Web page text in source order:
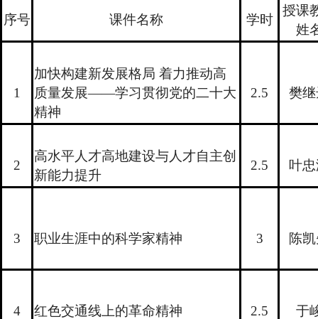
序号 课件名称 学时
授课
姓
1
加快构建新发展格局 着力推动高
质量发展——学习贯彻党的二十大
精神
2.5 樊
2
高水平人才高地建设与人才自主创
新能力提升
2.5 叶
3 职业生涯中的科学家精神 3 陈
4 红色交通线上的革命精神 2.5 于